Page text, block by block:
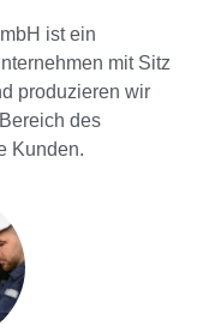
ist ein
mit Sitz
produzieren wir
des
Kunden.